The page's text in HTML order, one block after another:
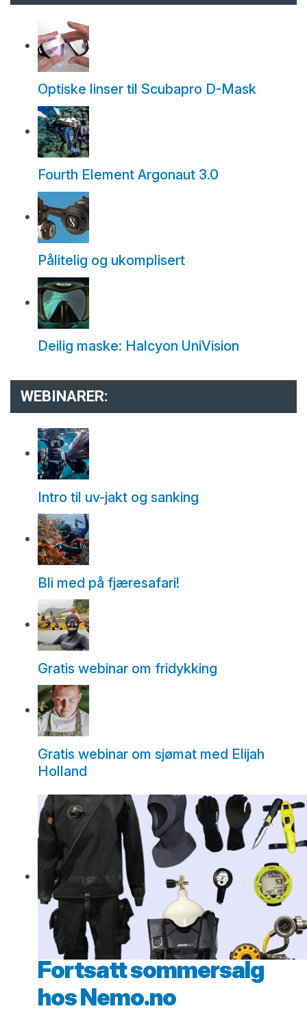
Optiske linser til Scubapro D-Mask
Fourth Element Argonaut 3.0
Pålitelig og ukomplisert
Deilig maske: Halcyon UniVision
WEBINARER:
Intro til uv-jakt og sanking
Bli med på fjæresafari!
Gratis webinar om fridykking
Gratis webinar om sjømat med Elijah
Holland
Fortsatt sommersalg
hos Nemo.no